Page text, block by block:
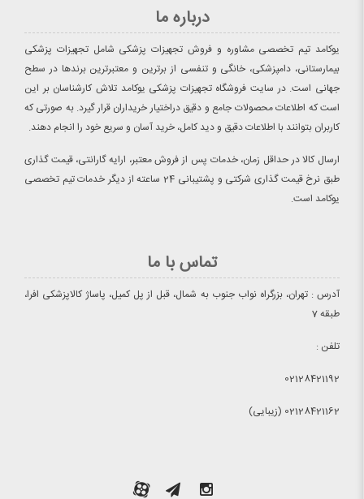
درباره ما
یوکامد تیم تخصصی مشاوره و فروش تجهیزات پزشکی شامل تجهیزات پزشکی
بیمارستانی، دامپزشکی، خانگی و تنفسی از برترین و معتبرترین برندها در سطح
جهانی است. در سایت فروشگاه تجهیزات پزشکی یوکامد تلاش کارشناسان بر این
است که اطلاعات محصولات جامع و دقیق دراختیار خریداران قرار گیرد. به صورتی که
کاربران بتوانند با اطلاعات دقیق و دید کامل، خرید آسان و سریع خود را انجام دهند.
ارسال کالا در حداقل زمان، خدمات پس از فروش معتبر، ارایه گارانتی، قیمت گذاری
طبق نرخ قیمت گذاری شرکتی و پشتیبانی 24 ساعته از دیگر خدمات تیم تخصصی
یوکامد است.
تماس با ما
آدرس : تهران، بزرگراه نواب جنوب به شمال، قبل از پل کمیل، پاساژ کالاپزشکی افرا،
طبقه 7
تلفن :
02128421192
02128421162 (زیبایی)